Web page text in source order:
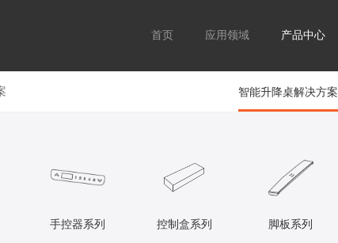
首页 应用领域 产品中心
智能升降桌解决方案
手控器系列 控制盒系列 脚板系列